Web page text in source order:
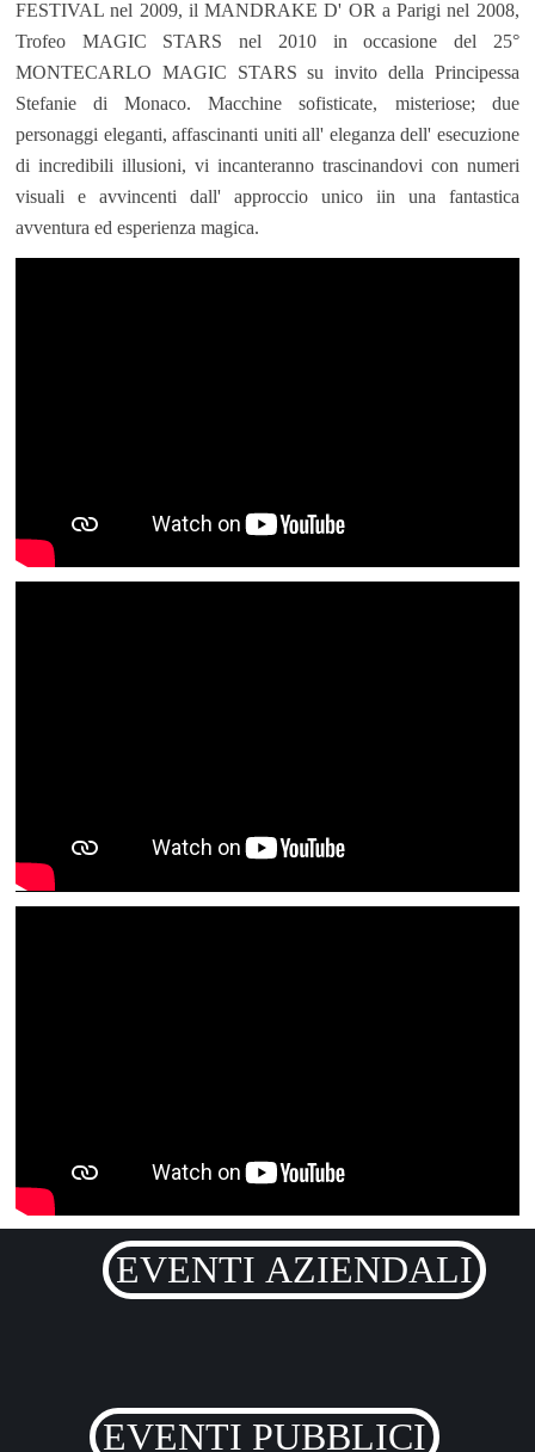
FESTIVAL nel 2009, il MANDRAKE D' OR a Parigi nel 2008,
Trofeo MAGIC STARS nel 2010 in occasione del 25°
MONTECARLO MAGIC STARS su invito della Principessa
Stefanie di Monaco. Macchine sofisticate, misteriose; due
personaggi eleganti, affascinanti uniti all' eleganza dell' esecuzione
di incredibili illusioni, vi incanteranno trascinandovi con numeri
visuali e avvincenti dall' approccio unico iin una fantastica
avventura ed esperienza magica.
EVENTI AZIENDALI
EVENTI PUBBLICI